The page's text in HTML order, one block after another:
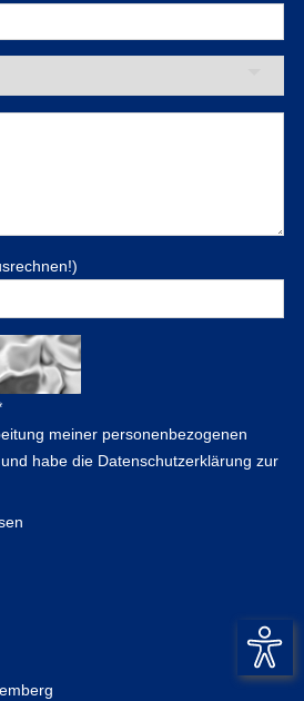
meiner personenbezogenen
habe die Datenschutzerklärung zur